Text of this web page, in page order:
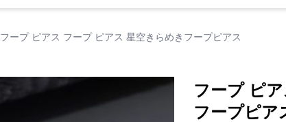
フープ ピアス フープ ピアス 星空きらめきフープピアス
フープ ピ
フープピア